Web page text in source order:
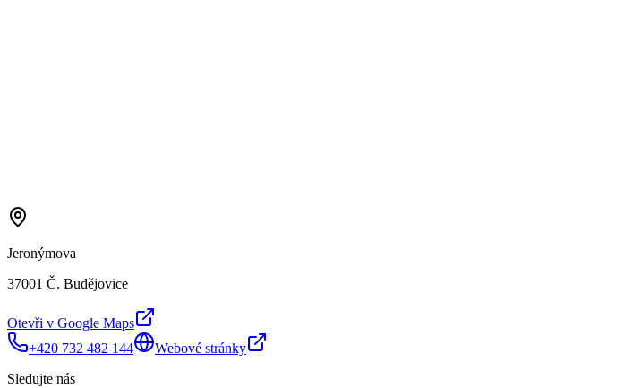
Jeronýmova
37001 Č. Budějovice
Otevři v Google Maps
+420 732 482 144
Webové stránky
Sledujte nás